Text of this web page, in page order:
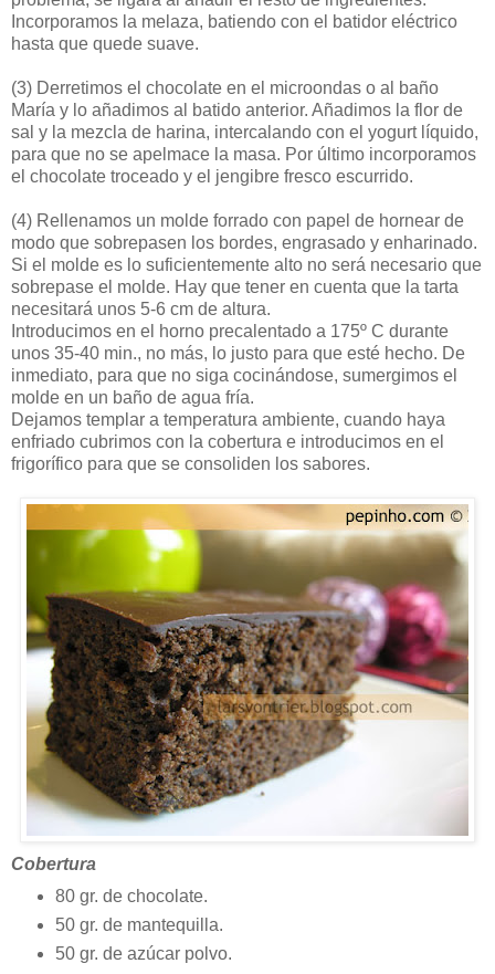
Incorporamos la melaza, batiendo con el batidor eléctrico
hasta que quede suave.
(3) Derretimos el chocolate en el microondas o al baño
María y lo añadimos al batido anterior. Añadimos la flor de
sal y la mezcla de harina, intercalando con el yogurt líquido,
para que no se apelmace la masa. Por último incorporamos
el chocolate troceado y el jengibre fresco escurrido.
(4) Rellenamos un molde forrado con papel de hornear de
modo que sobrepasen los bordes, engrasado y enharinado.
Si el molde es lo suficientemente alto no será necesario que
sobrepase el molde. Hay que tener en cuenta que la tarta
necesitará unos 5-6 cm de altura.
Introducimos en el horno precalentado a 175º C durante
unos 35-40 min., no más, lo justo para que esté hecho. De
inmediato, para que no siga cocinándose, sumergimos el
molde en un baño de agua fría.
Dejamos templar a temperatura ambiente, cuando haya
enfriado cubrimos con la cobertura e introducimos en el
frigorífico para que se consoliden los sabores.
Cobertura
80 gr. de chocolate.
50 gr. de mantequilla.
50 gr. de azúcar polvo.